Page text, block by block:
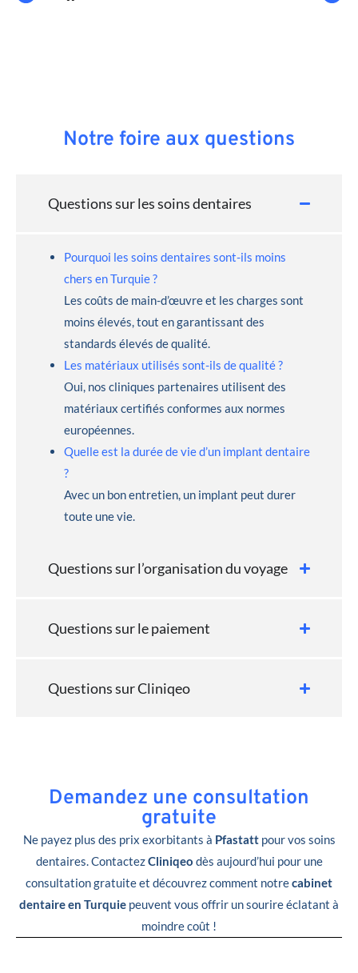
Notre foire aux questions
Questions sur les soins dentaires
Pourquoi les soins dentaires sont-ils moins
chers en Turquie ?
Les coûts de main-d’œuvre et les charges sont
moins élevés, tout en garantissant des
standards élevés de qualité.
Les matériaux utilisés sont-ils de qualité ?
Oui, nos cliniques partenaires utilisent des
matériaux certifiés conformes aux normes
européennes.
Quelle est la durée de vie d’un implant dentaire
?
Avec un bon entretien, un implant peut durer
toute une vie.
Questions sur l’organisation du voyage
Questions sur le paiement
Questions sur Cliniqeo
Demandez une consultation
gratuite
Ne payez plus des prix exorbitants à Pfastattpour vos soins
dentaires. ContactezCliniqeo dès aujourd’hui pour une
consultation gratuite et découvrez comment notrecabinet
dentaire en Turquie peuvent vous offrir un sourire éclatant à
moindre coût !